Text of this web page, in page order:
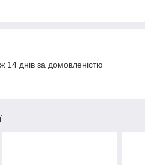
14 днів за домовленістю